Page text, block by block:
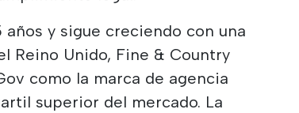
y sigue creciendo con una
Reino Unido, Fine & Country
como la marca de agencia
superior del mercado. La